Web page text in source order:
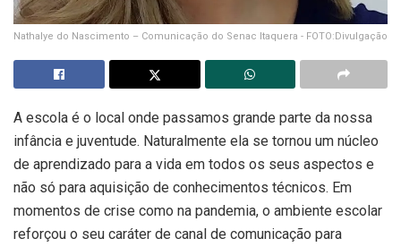
Nathalye do Nascimento – Comunicação do Senac Itaquera - FOTO:Divulgação
A escola é o local onde passamos grande parte da nossa
infância e juventude. Naturalmente ela se tornou um núcleo
de aprendizado para a vida em todos os seus aspectos e
não só para aquisição de conhecimentos técnicos. Em
momentos de crise como na pandemia, o ambiente escolar
reforçou o seu caráter de canal de comunicação para